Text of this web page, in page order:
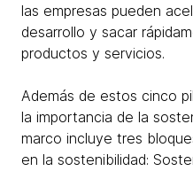
las empresas pueden
desarrollo y sacar
productos y servicios.
Además de estos cinco
la importancia de la
marco incluye tres
en la sostenibilidad: